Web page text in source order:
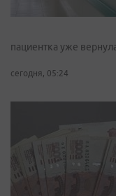
пациентка уже
сегодня, 05:24